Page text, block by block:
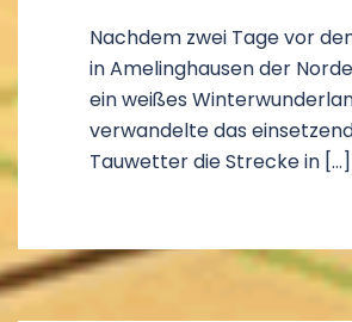
Nachdem zwei Tage vor
in Amelinghausen der
ein weißes
verwandelte das
Tauwetter die Strecke in […]